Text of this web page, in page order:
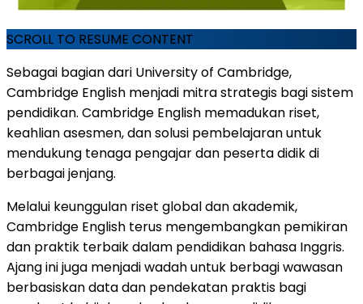
SCROLL TO RESUME CONTENT
Sebagai bagian dari University of Cambridge,
Cambridge English menjadi mitra strategis bagi sistem
pendidikan. Cambridge English memadukan riset,
keahlian asesmen, dan solusi pembelajaran untuk
mendukung tenaga pengajar dan peserta didik di
berbagai jenjang.
Melalui keunggulan riset global dan akademik,
Cambridge English terus mengembangkan pemikiran
dan praktik terbaik dalam pendidikan bahasa Inggris.
Ajang ini juga menjadi wadah untuk berbagi wawasan
berbasiskan data dan pendekatan praktis bagi